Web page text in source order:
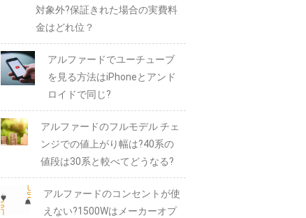
対象外?保証きれた場合の実費料
金はどれ位？
アルファードでユーチューブ
を見る方法はiPhoneとアンド
ロイドで同じ?
アルファードのフルモデル チェ
ンジでの値上がり幅は?40系の
値段は30系と較べてどうなる?
アルファードのコンセントが使
えない?1500Wはメーカーオプ